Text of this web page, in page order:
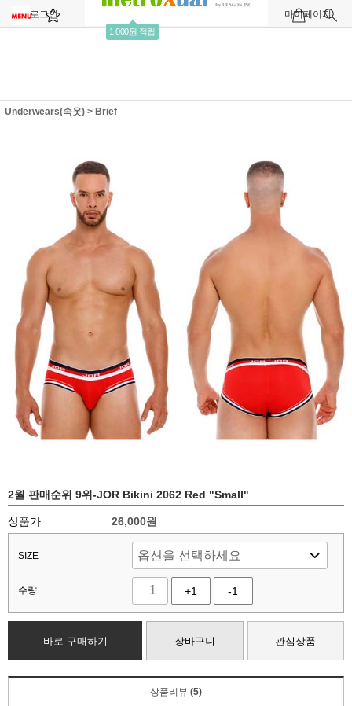
로그인
1,000원 적립
마이페이지
Underwears(속옷) > Brief
2월 판매순위 9위-JOR Bikini 2062 Red "Small"
상품가 26,000원
SIZE
수량 +1 -1
바로 구매하기 장바구니 관심상품
상품리뷰 (5)